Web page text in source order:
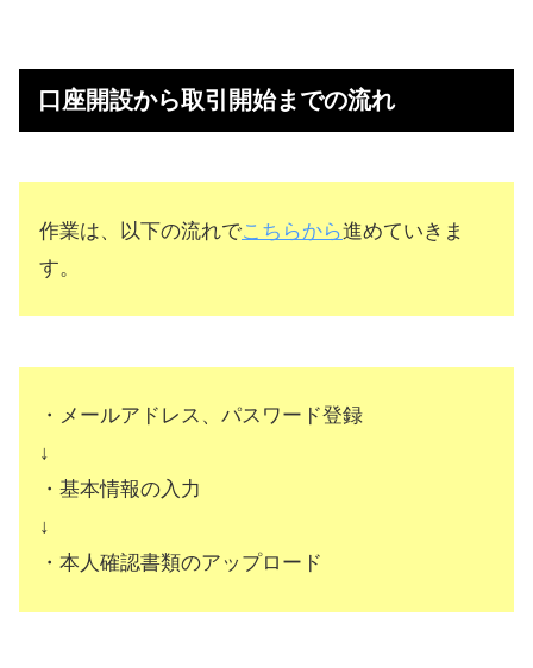
口座開設から取引開始までの流れ
作業は、以下の流れでこちらから進めていきま
す。
・メールアドレス、パスワード登録
↓
・基本情報の入力
↓
・本人確認書類のアップロード